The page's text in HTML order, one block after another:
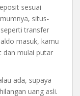
sesuai
situs-
transfer
masuk, kamu
dan mulai putar
ada, supaya
uang asli.